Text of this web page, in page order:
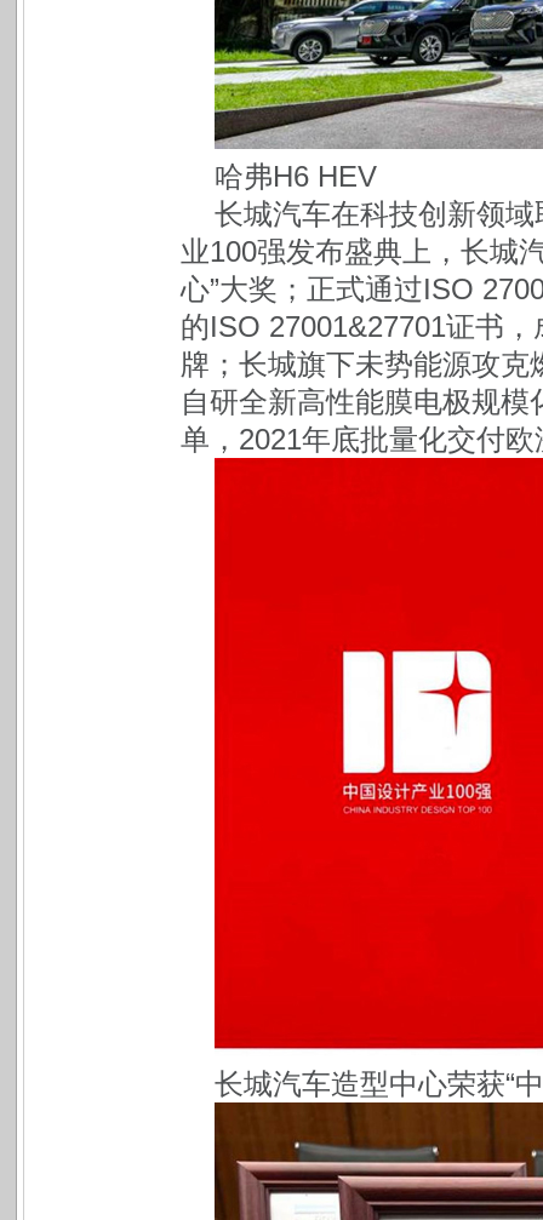
哈弗H6 HEV
长城汽车在科技创新领
业100强发布盛典上，长城
心”大奖；正式通过ISO
的ISO 27001&27701证书
牌；长城旗下未势能源攻克
自研全新高性能膜电极规
单，2021年底批量化交付
长城汽车造型中心荣获“